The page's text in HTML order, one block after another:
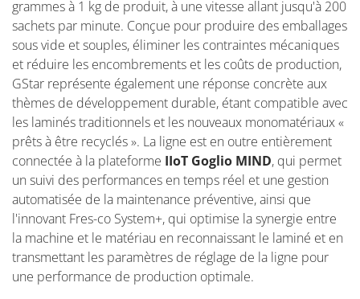
grammes à 1 kg de produit, à une vitesse allant jusqu'à 200
sachets par minute. Conçue pour produire des emballages
sous vide et souples, éliminer les contraintes mécaniques
et réduire les encombrements et les coûts de production,
GStar représente également une réponse concrète aux
thèmes de développement durable, étant compatible avec
les laminés traditionnels et les nouveaux monomatériaux «
prêts à être recyclés ». La ligne est en outre entièrement
connectée à la plateforme IIoT Goglio MIND, qui permet
un suivi des performances en temps réel et une gestion
automatisée de la maintenance préventive, ainsi que
l'innovant Fres-co System+, qui optimise la synergie entre
la machine et le matériau en reconnaissant le laminé et en
transmettant les paramètres de réglage de la ligne pour
une performance de production optimale.